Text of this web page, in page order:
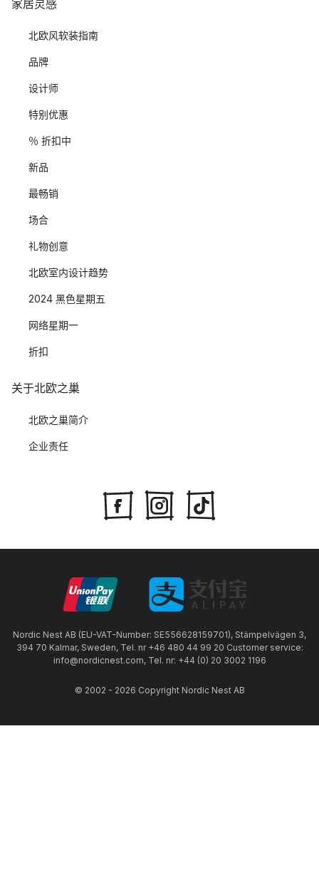
家居灵感
北欧风软装指南
品牌
设计师
特别优惠
％ 折扣中
新品
最畅销
场合
礼物创意
北欧室内设计趋势
2024 黑色星期五
网络星期一
折扣
关于北欧之巢
北欧之巢简介
企业责任
Nordic Nest AB (EU-VAT-Number: SE556628159701), Stämpelvägen 3,
394 70 Kalmar, Sweden, Tel. nr +46 480 44 99 20 Customer service:
info@nordicnest.com, Tel. nr: +44 (0) 20 3002 1196
© 2002 - 2026 Copyright Nordic Nest AB